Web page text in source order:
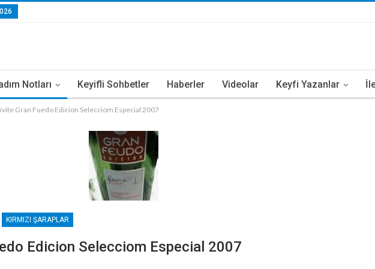
Notları Keyifli Sohbetler Haberler Videolar Keyfi Yazanlar
Gran Fuedo Edicion Selecciom Especial 2007
KIRMIZI ŞARAPLAR
Edicion Selecciom Especial 2007